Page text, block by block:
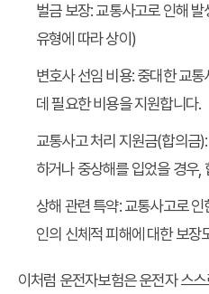
벌금 보장: 교통사고로 인해
유형에 따라 상이)
변호사 선임 비용: 중대한 교
데 필요한 비용을 지원합니다.
교통사고 처리 지원금(합의금)
하거나 중상해를 입었을 경우,
상해 관련 특약: 교통사고로
인의 신체적 피해에 대한 보장
이처럼 운전자보험은 운전자 스